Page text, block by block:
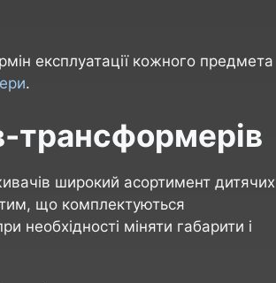
експлуатації кожного предмета
.
трансформерів
широкий асортимент дитячих
тим, що комплектуються
необхідності міняти габарити і